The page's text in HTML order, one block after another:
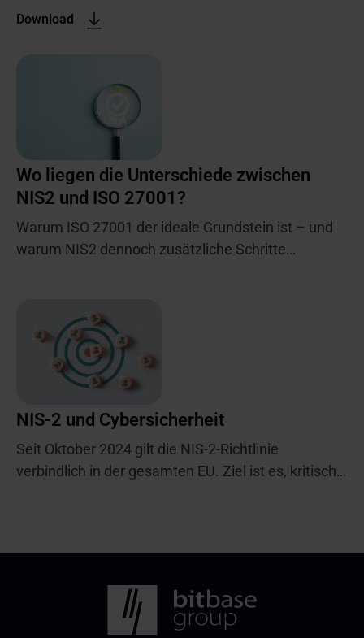
gelebter Prozesse. Ein
Informationssicherheitsmanagementsystem
schützen, Risiken zu steuern und gesetzliche
Vorgaben nachweisbar zu erfüllen.
Download
Wo liegen die Unterschiede zwischen
NIS2 und ISO 27001?
Warum ISO 27001 der ideale Grundstein ist – und
warum NIS2 dennoch zusätzliche Schritte
NIS-2 und Cybersicherheit
Seit Oktober 2024 gilt die NIS-2-Richtlinie
verbindlich in der gesamten EU. Ziel ist es, kritische
Nach Inkrafttreten zeigt sich: Die Umsetzung ist
Unternehmen, die erstmals in den
Anwendungsbereich fallen.